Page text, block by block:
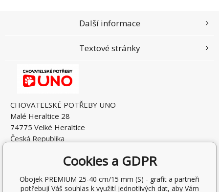
CHOVATELSKÉ POTŘEBY UNO
Malé Heraltice 28
74775 Velké Heraltice
Česká Republika
DIČ: CZ7405265549
Další informace
Textové stránky
Cookies a GDPR
Obojek PREMIUM 25-40 cm/15 mm (S) - grafit a partneři
potřebují Váš souhlas k využití jednotlivých dat, aby Vám